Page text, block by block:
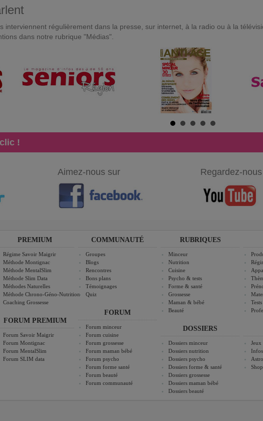
interviennent régulièrement dans la presse, sur internet, à la radio ou à la
dans notre rubrique "Médias".
!
Aimez-nous sur Regardez-
PREMIUM
Régime Savoir Maigrir
Méthode Montignac
Méthode MentalSlim
Méthode Slim Data
Méthodes Naturelles
Méthode Chrono-Géno-Nutrition
Coaching Grossesse
FORUM PREMIUM
Forum Savoir Maigrir
Forum Montignac
Forum MentalSlim
Forum SLIM data
COMMUNAUTÉ
Groupes
Blogs
Rencontres
Bons plans
Témoignages
Quiz
FORUM
Forum minceur
Forum cuisine
Forum grossesse
Forum maman bébé
Forum psycho
Forum forme santé
Forum beauté
Forum communauté
RUBRIQUES
Minceur
Nutrition
Cuisine
Psycho & tests
Forme & santé
Grossesse
Maman & bébé
Beauté
DOSSIERS
Dossiers minceur
Dossiers nutrition
Dossiers psycho
Dossiers forme & santé
Dossiers grossesse
Dossiers maman bébé
Dossiers beauté
Jeux
Infos
Astro